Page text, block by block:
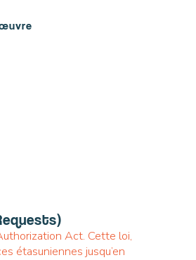
Act. Cette loi,
étasuniennes jusqu’en